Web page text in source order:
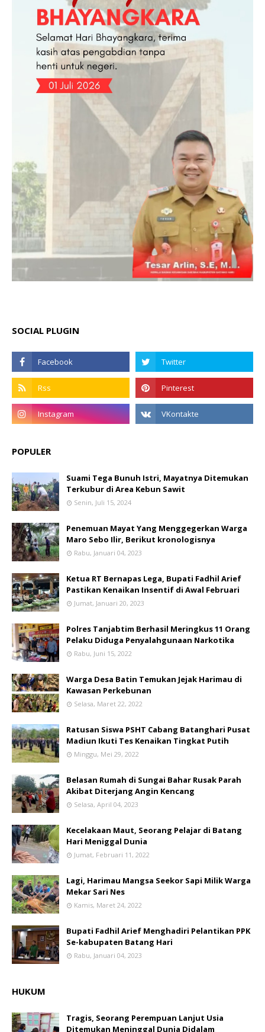
SOCIAL PLUGIN
POPULER
Suami Tega Bunuh Istri, Mayatnya Ditemukan
Terkubur di Area Kebun Sawit
Senin, Juli 15, 2024
Penemuan Mayat Yang Menggegerkan Warga
Maro Sebo Ilir, Berikut kronologisnya
Rabu, Januari 04, 2023
Ketua RT Bernapas Lega, Bupati Fadhil Arief
Pastikan Kenaikan Insentif di Awal Februari
Jumat, Januari 20, 2023
Polres Tanjabtim Berhasil Meringkus 11 Orang
Pelaku Diduga Penyalahgunaan Narkotika
Rabu, Juni 15, 2022
Warga Desa Batin Temukan Jejak Harimau di
Kawasan Perkebunan
Selasa, Maret 22, 2022
Ratusan Siswa PSHT Cabang Batanghari Pusat
Madiun Ikuti Tes Kenaikan Tingkat Putih
Minggu, Mei 29, 2022
Belasan Rumah di Sungai Bahar Rusak Parah
Akibat Diterjang Angin Kencang
Selasa, April 04, 2023
Kecelakaan Maut, Seorang Pelajar di Batang
Hari Meniggal Dunia
Jumat, Februari 11, 2022
Lagi, Harimau Mangsa Seekor Sapi Milik Warga
Mekar Sari Nes
Kamis, Maret 24, 2022
Bupati Fadhil Arief Menghadiri Pelantikan PPK
Se-kabupaten Batang Hari
Rabu, Januari 04, 2023
HUKUM
Tragis, Seorang Perempuan Lanjut Usia
Ditemukan Meninggal Dunia Didalam